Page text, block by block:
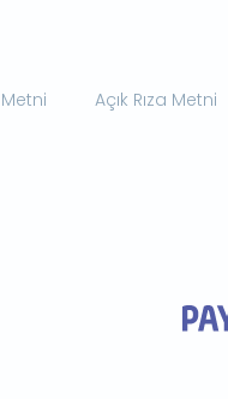
Açık Rıza Metni